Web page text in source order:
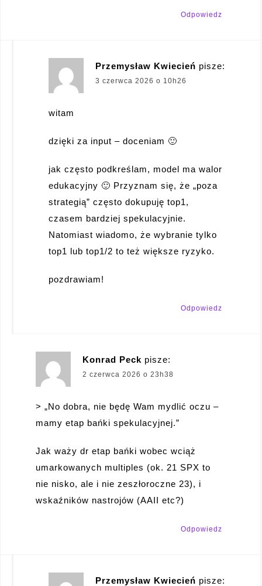
Odpowiedz
Przemysław Kwiecień pisze:
3 czerwca 2026 o 10h26
witam
dzięki za input – doceniam 🙂
jak często podkreślam, model ma walor
edukacyjny 🙂 Przyznam się, że „poza
strategią” często dokupuję top1,
czasem bardziej spekulacyjnie.
Natomiast wiadomo, że wybranie tylko
top1 lub top1/2 to też większe ryzyko.
pozdrawiam!
Odpowiedz
Konrad Peck pisze:
2 czerwca 2026 o 23h38
> „No dobra, nie będę Wam mydlić oczu –
mamy etap bańki spekulacyjnej.”
Jak waży dr etap bańki wobec wciąż
umarkowanych multiples (ok. 21 SPX to
nie nisko, ale i nie zeszłoroczne 23), i
wskaźników nastrojów (AAII etc?)
Odpowiedz
Przemysław Kwiecień pisze: